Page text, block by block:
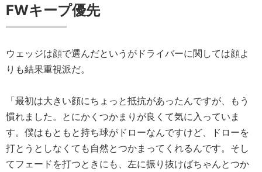
FWキープ優先
ウェッジは顔で選んだというがドライバーに関しては顔よ
りも結果重視派だ。
「最初は大きい顔にちょっと抵抗があったんですが、もう
慣れました。とにかくつかまりが良くて気に入っていま
す。僕はもともと持ち球がドローなんですけど、ドローを
打とうとしなくても自然とつかまってくれるんです。そし
てフェードを打つときにも、左に振り抜けばちゃんとつか